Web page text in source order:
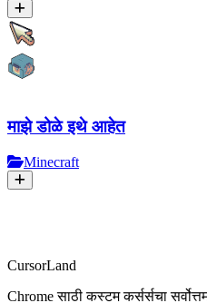
माझे डोळे इथे आहेत
Minecraft
CursorLand
Chrome साठी कस्टम कर्सर्सचा